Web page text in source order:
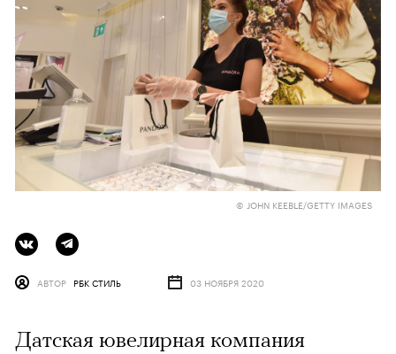
© JOHN KEEBLE/GETTY IMAGES
АВТОР РБК СТИЛЬ 03 НОЯБРЯ 2020
Датская ювелирная компания